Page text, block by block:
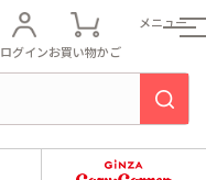
ログインお買い物かご
メニュー